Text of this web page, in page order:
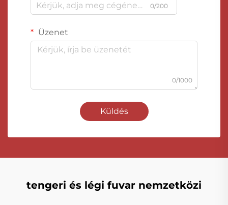
0/200
Üzenet
0/1000
Küldés
tengeri és légi fuvar nemzetközi